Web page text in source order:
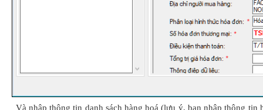
Và nhập thông tin danh sách hàng hoá (lưu ý, bạn nhập thông